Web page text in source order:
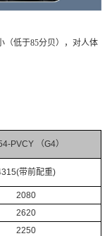
（低于85分贝），对人体
PVCY （G4）
带前配重)
2080
2620
2250